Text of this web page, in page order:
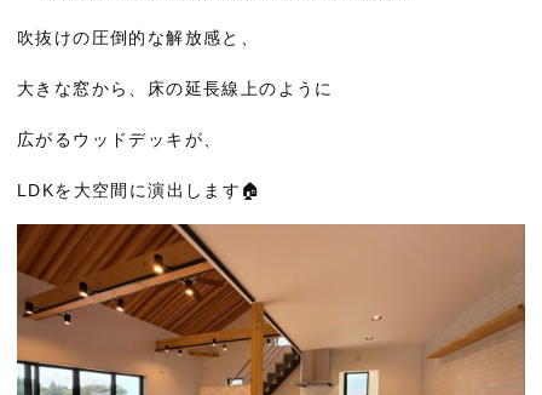
吹抜けの圧倒的な解放感と、
大きな窓から、床の延長線上のように
広がるウッドデッキが、
LDKを大空間に演出します🏠